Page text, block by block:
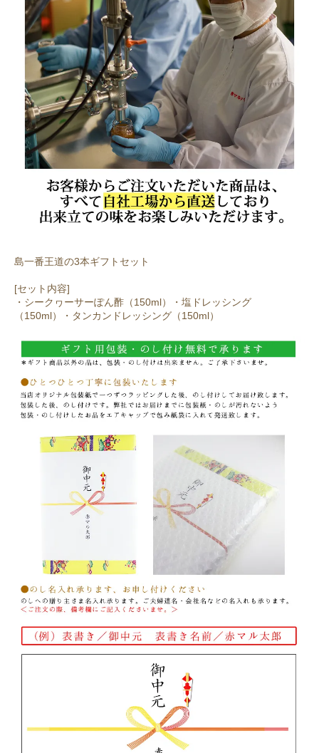
島一番王道の3本ギフトセット
[セット内容]
・シークヮーサーぽん酢（150ml）・塩ドレッシング
（150ml）・タンカンドレッシング（150ml）